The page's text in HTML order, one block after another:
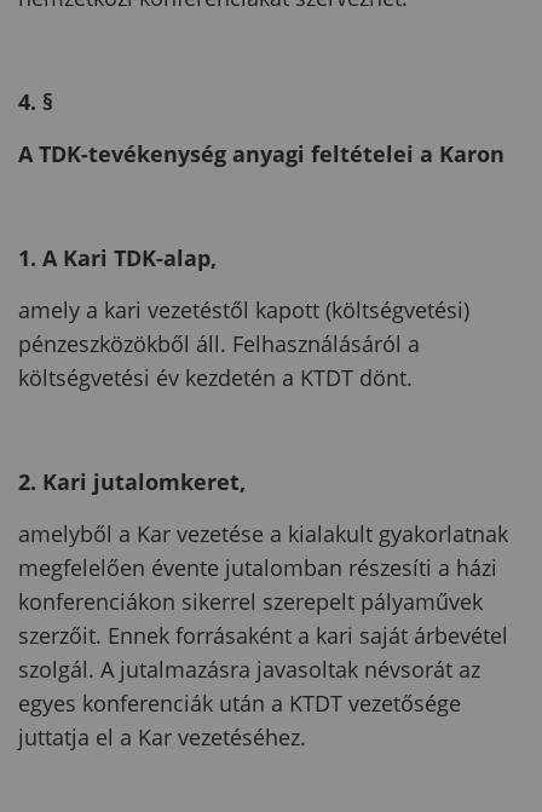
4. §
A TDK-tevékenység anyagi feltételei a Karon
1. A Kari TDK-alap,
amely a kari vezetéstől kapott (költségvetési)
pénzeszközökből áll. Felhasználásáról a
költségvetési év kezdetén a KTDT dönt.
2. Kari jutalomkeret,
amelyből a Kar vezetése a kialakult gyakorlatnak
megfelelően évente jutalomban részesíti a házi
konferenciákon sikerrel szerepelt pályaművek
szerzőit. Ennek forrásaként a kari saját árbevétel
szolgál. A jutalmazásra javasoltak névsorát az
egyes konferenciák után a KTDT vezetősége
juttatja el a Kar vezetéséhez.